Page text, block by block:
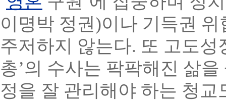
이명박 정권)이나 기득권
주저하지 않는다. 또 고도
총’의 수사는 팍팍해진 삶
정을 잘 관리해야 하는 청